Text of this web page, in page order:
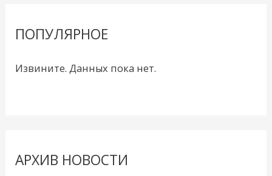
ПОПУЛЯРНОЕ
Извините. Данных пока нет.
АРХИВ НОВОСТИ